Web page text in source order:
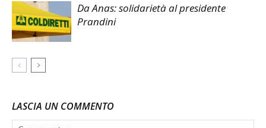
Da Anas: solidarietà al presidente
Prandini
LASCIA UN COMMENTO